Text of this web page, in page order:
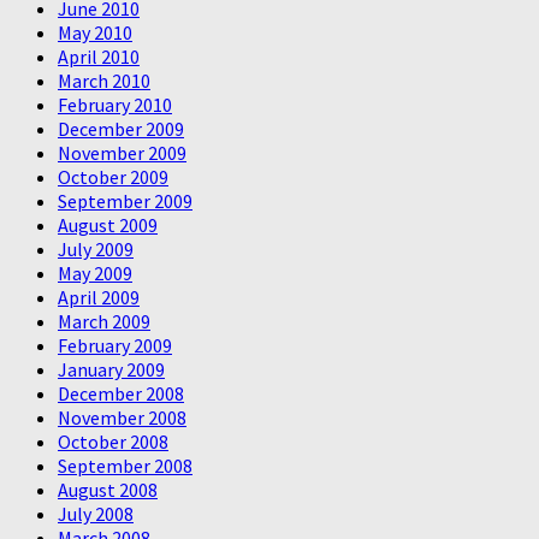
June 2010
May 2010
April 2010
March 2010
February 2010
December 2009
November 2009
October 2009
September 2009
August 2009
July 2009
May 2009
April 2009
March 2009
February 2009
January 2009
December 2008
November 2008
October 2008
September 2008
August 2008
July 2008